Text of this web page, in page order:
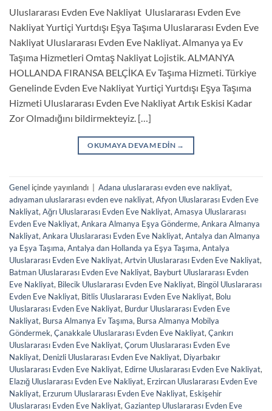
Uluslararası Evden Eve Nakliyat Uluslararası Evden Eve
Nakliyat Yurtiçi Yurtdışı Eşya Taşıma Uluslararası Evden Eve
Nakliyat Uluslararası Evden Eve Nakliyat. Almanya ya Ev
Taşıma Hizmetleri Omtaş Nakliyat Lojistik. ALMANYA
HOLLANDA FIRANSA BELÇİKA Ev Taşıma Hizmeti. Türkiye
Genelinde Evden Eve Nakliyat Yurtiçi Yurtdışı Eşya Taşıma
Hizmeti Uluslararası Evden Eve Nakliyat Artık Eskisi Kadar
Zor Olmadığını bildirmekteyiz. […]
OKUMAYA DEVAM EDIN →
Genel içinde yayınlandı Adana uluslararası evden eve nakliyat,
adıyaman uluslararası evden eve nakliyat, Afyon Uluslararası Evden Eve
Nakliyat, Ağrı Uluslararası Evden Eve Nakliyat, Amasya Uluslararası
Evden Eve Nakliyat, Ankara Almanya Eşya Gönderme, Ankara Almanya
Nakliyat, Ankara Uluslararası Evden Eve Nakliyat, Antalya dan Almanya
ya Eşya Taşıma, Antalya dan Hollanda ya Eşya Taşıma, Antalya
Uluslararası Evden Eve Nakliyat, Artvin Uluslararası Evden Eve Nakliyat,
Batman Uluslararası Evden Eve Nakliyat, Bayburt Uluslararası Evden
Eve Nakliyat, Bilecik Uluslararası Evden Eve Nakliyat, Bingöl Uluslararası
Evden Eve Nakliyat, Bitlis Uluslararası Evden Eve Nakliyat, Bolu
Uluslararası Evden Eve Nakliyat, Burdur Uluslararası Evden Eve
Nakliyat, Bursa Almanya Ev Taşıma, Bursa Almanya Mobilya
Göndermek, Çanakkale Uluslararası Evden Eve Nakliyat, Çankırı
Uluslararası Evden Eve Nakliyat, Çorum Uluslararası Evden Eve
Nakliyat, Denizli Uluslararası Evden Eve Nakliyat, Diyarbakır
Uluslararası Evden Eve Nakliyat, Edirne Uluslararası Evden Eve Nakliyat,
Elazığ Uluslararası Evden Eve Nakliyat, Erzircan Uluslararası Evden Eve
Nakliyat, Erzurum Uluslararası Evden Eve Nakliyat, Eskişehir
Uluslararası Evden Eve Nakliyat, Gaziantep Uluslararası Evden Eve